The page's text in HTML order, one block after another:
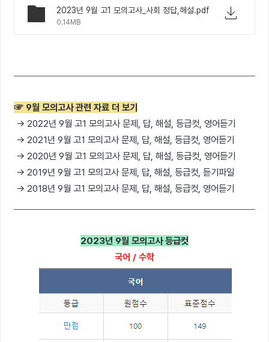
2023년 9월 고1 모의고사_사회 정답,해설.pdf
0.14MB
☞ 9월 모의고사 관련 자료 더 보기
→ 2022년 9월 고1 모의고사 문제, 답, 해설, 등급컷, 영어듣기
→ 2021년 9월 고1 모의고사 문제, 답, 해설, 등급컷, 영어듣기
→ 2020년 9월 고1 모의고사 문제, 답, 해설, 등급컷, 영어듣기
→ 2019년 9월 고1 모의고사 문제, 답, 해설, 등급컷, 듣기파일
→ 2018년 9월 고1 모의고사 문제, 답, 해설, 등급컷, 영어듣기
2023년 9월 모의고사 등급컷
국어 / 수학